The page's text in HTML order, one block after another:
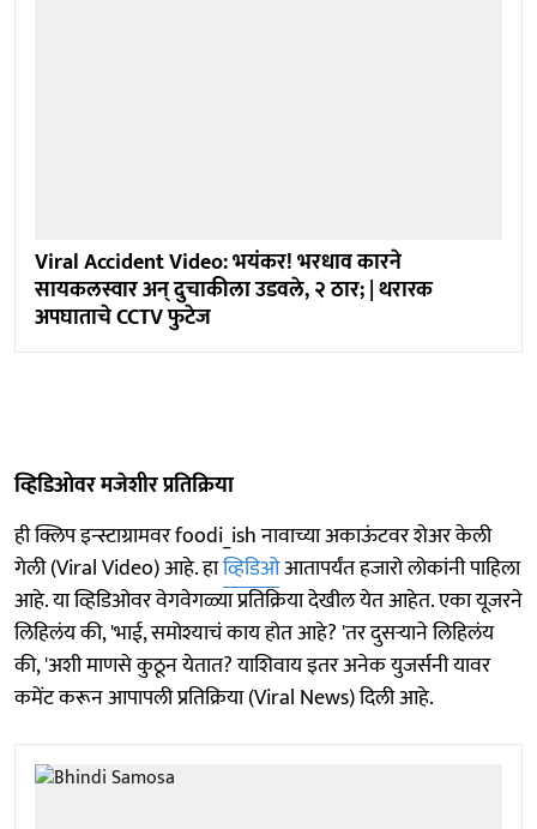
Viral Accident Video: भयंकर! भरधाव कारने
सायकलस्वार अन् दुचाकीला उडवले, २ ठार; | थरारक
अपघाताचे CCTV फुटेज
व्हिडिओवर मजेशीर प्रतिक्रिया
ही क्लिप इन्स्टाग्रामवर foodi_ish नावाच्या अकाऊंटवर शेअर केली
गेली (Viral Video) आहे. हाव्हिडिओआतापर्यंत हजारो लोकांनी पाहिला
आहे. या व्हिडिओवर वेगवेगळ्या प्रतिक्रिया देखील येत आहेत. एका यूजरने
लिहिलंय की, 'भाई, समोश्याचं काय होत आहे? 'तर दुसऱ्याने लिहिलंय
की, 'अशी माणसे कुठून येतात? याशिवाय इतर अनेक युजर्सनी यावर
कमेंट करून आपापली प्रतिक्रिया (Viral News) दिली आहे.